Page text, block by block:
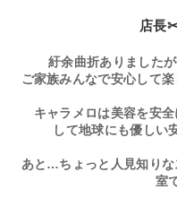
店長
紆余曲折ありました
ご家族みんなで安心して
キャラメロは美容を安全
して地球にも優しい
あと…ちょっと人見知り
室